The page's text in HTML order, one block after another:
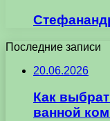
Последние записи
20.06.2026
Как
ванной